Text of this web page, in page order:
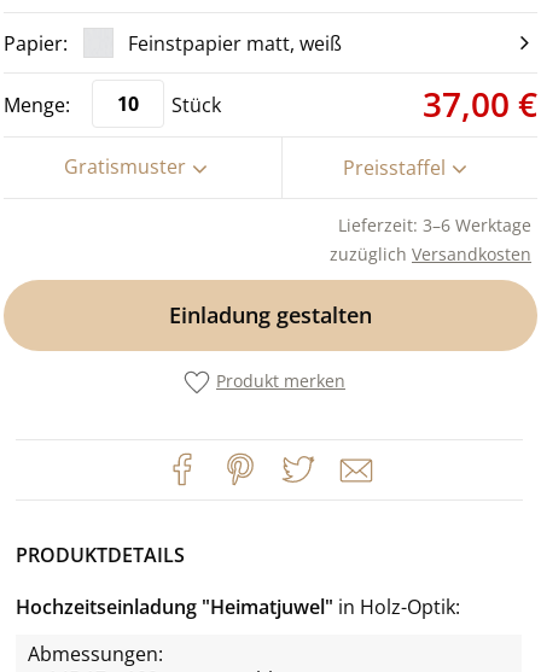
Feinstpapier matt, weiß
Stück 37,00 €
Gratismuster Preisstaffel
Lieferzeit: 3–6 Werktage
zuzüglich Versandkosten
Einladung gestalten
Produkt merken
PRODUKTDETAILS
Hochzeitseinladung "Heimatjuwel" in Holz-Optik
Abmessungen: